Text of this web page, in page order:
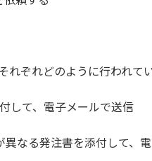
ぞれどのように行われて
して、電子メールで送信
なる発注書を添付して、